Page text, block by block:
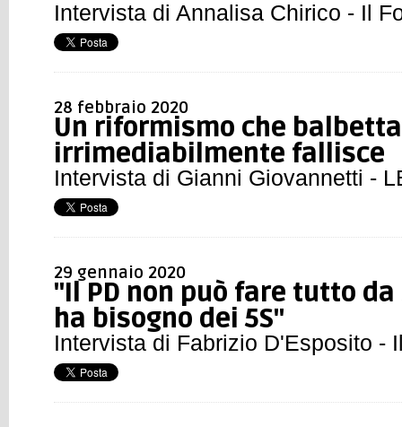
Intervista di Annalisa Chirico - Il
28 febbraio 2020
Un riformismo che balbetta
irrimediabilmente fallisce
Intervista di Gianni Giovannetti -
29 gennaio 2020
"Il PD non può fare tutto
ha bisogno dei 5S"
Intervista di Fabrizio D'Esposito -